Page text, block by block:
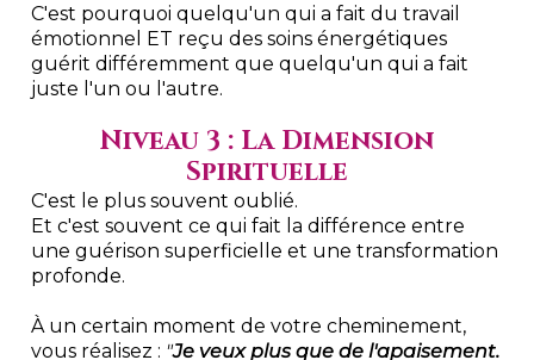
C'est pourquoi quelqu'un qui a fait du travail
émotionnel ET reçu des soins énergétiques
guérit différemment que quelqu'un qui a fait
juste l'un ou l'autre.
Niveau 3 : La Dimension
Spirituelle
C'est le plus souvent oublié.
Et c'est souvent ce qui fait la différence entre
une guérison superficielle et une transformation
profonde.
À un certain moment de votre cheminement,
vous réalisez : "Je veux plus que de l'apaisement.